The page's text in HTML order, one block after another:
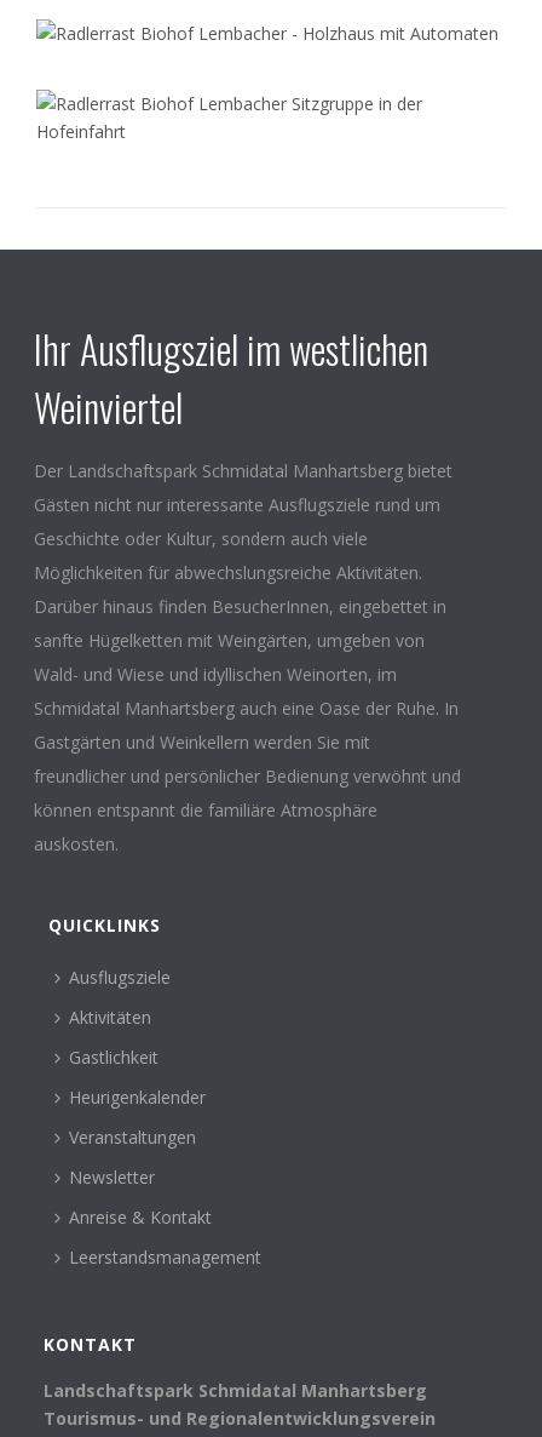
Ihr Ausflugsziel im westlichen
Weinviertel
Der Landschaftspark Schmidatal Manhartsberg bietet
Gästen nicht nur interessante Ausflugsziele rund um
Geschichte oder Kultur, sondern auch viele
Möglichkeiten für abwechslungsreiche Aktivitäten.
Darüber hinaus finden BesucherInnen, eingebettet in
sanfte Hügelketten mit Weingärten, umgeben von
Wald- und Wiese und idyllischen Weinorten, im
Schmidatal Manhartsberg auch eine Oase der Ruhe. In
Gastgärten und Weinkellern werden Sie mit
freundlicher und persönlicher Bedienung verwöhnt und
können entspannt die familiäre Atmosphäre
auskosten.
QUICKLINKS
Ausflugsziele
Aktivitäten
Gastlichkeit
Heurigenkalender
Veranstaltungen
Newsletter
Anreise & Kontakt
Leerstandsmanagement
KONTAKT
Landschaftspark Schmidatal Manhartsberg
Tourismus- und Regionalentwicklungsverein